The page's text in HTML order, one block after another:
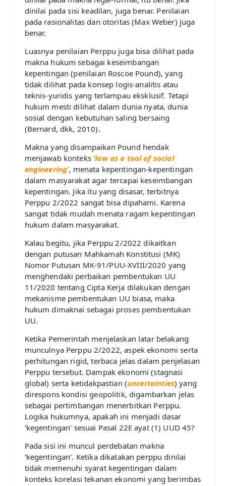
dinilai pada sisi keadilan, juga benar. Penilaian
pada rasionalitas dan otoritas (Max Weber) juga
benar.
Luasnya penilaian Perppu juga bisa dilihat pada
makna hukum sebagai keseimbangan
kepentingan (penilaian Roscoe Pound), yang
tidak dilihat pada konsep logis-analitis atau
teknis-yuridis yang terlampau eksklusif. Tetapi
hukum mesti dilihat dalam dunia nyata, dunia
sosial dengan kebutuhan saling bersaing
(Bernard, dkk, 2010).
Makna yang disampaikan Pound hendak
menjawab konteks ‘law as a tool of social
engineering’, menata kepentingan-kepentingan
dalam masyarakat agar tercapai keseimbangan
kepentingan. Jika itu yang disasar, terbitnya
Perppu 2/2022 sangat bisa dipahami. Karena
sangat tidak mudah menata ragam kepentingan
hukum dalam masyarakat.
Kalau begitu, jika Perppu 2/2022 dikaitkan
dengan putusan Mahkamah Konstitusi (MK)
Nomor Putusan MK-91/PUU-XVIII/2020 yang
menghendaki perbaikan pembentukan UU
11/2020 tentang Cipta Kerja dilakukan dengan
mekanisme pembentukan UU biasa, maka
hukum dimaknai sebagai proses pembentukan
UU.
Ketika Pemerintah menjelaskan latar belakang
munculnya Perppu 2/2022, aspek ekonomi serta
perhitungan rigid, terbaca jelas dalam penjelasan
Perppu tersebut. Dampak ekonomi (stagnasi
global) serta ketidakpastian (uncertainties) yang
direspons kondisi geopolitik, digambarkan jelas
sebagai pertimbangan menerbitkan Perppu.
Logika hukumnya, apakah ini menjadi dasar
‘kegentingan’ sesuai Pasal 22E ayat (1) UUD 45?
Pada sisi ini muncul perdebatan makna
‘kegentingan’. Ketika dikatakan perppu dinilai
tidak memenuhi syarat kegentingan dalam
konteks korelasi tekanan ekonomi yang berimbas